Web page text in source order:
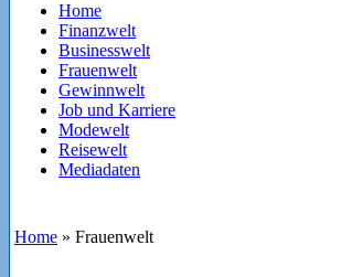
Home
Finanzwelt
Businesswelt
Frauenwelt
Gewinnwelt
Job und Karriere
Modewelt
Reisewelt
Mediadaten
Home » Frauenwelt